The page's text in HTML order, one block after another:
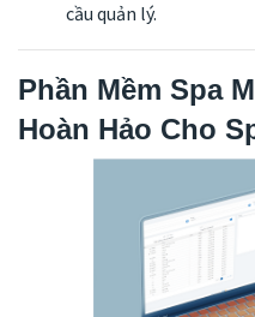
cầu quản lý.
Phần Mềm Spa
Hoàn Hảo Cho